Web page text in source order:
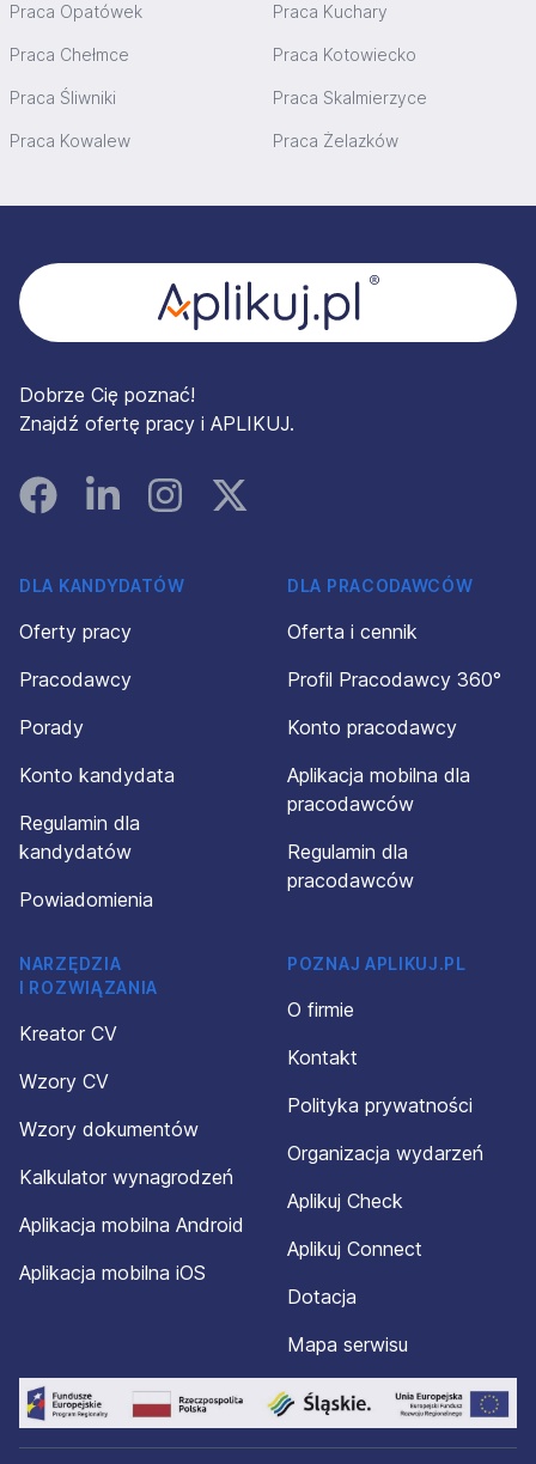
Praca Opatówek Praca Kuchary
Praca Chełmce Praca Kotowiecko
Praca Śliwniki Praca Skalmierzyce
Praca Kowalew Praca Żelazków
Dobrze Cię poznać!
Znajdź ofertę pracy i APLIKUJ.
FacebookLinked InInstagramInstagram
DLA KANDYDATÓW
Oferty pracy
Pracodawcy
Porady
Konto kandydata
Regulamin dla
kandydatów
Powiadomienia
DLA PRACODAWCÓW
Oferta i cennik
Profil Pracodawcy 360°
Konto pracodawcy
Aplikacja mobilna dla
pracodawców
Regulamin dla
pracodawców
NARZĘDZIA
I ROZWIĄZANIA
Kreator CV
Wzory CV
Wzory dokumentów
Kalkulator wynagrodzeń
Aplikacja mobilna Android
Aplikacja mobilna iOS
POZNAJ APLIKUJ.PL
O firmie
Kontakt
Polityka prywatności
Organizacja wydarzeń
Aplikuj Check
Aplikuj Connect
Dotacja
Mapa serwisu